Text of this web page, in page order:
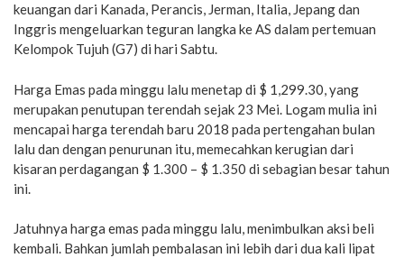
keuangan dari Kanada, Perancis, Jerman, Italia, Jepang dan
Inggris mengeluarkan teguran langka ke AS dalam pertemuan
Kelompok Tujuh (G7) di hari Sabtu.
Harga Emas pada minggu lalu menetap di $ 1,299.30, yang
merupakan penutupan terendah sejak 23 Mei. Logam mulia ini
mencapai harga terendah baru 2018 pada pertengahan bulan
lalu dan dengan penurunan itu, memecahkan kerugian dari
kisaran perdagangan $ 1.300 – $ 1.350 di sebagian besar tahun
ini.
Jatuhnya harga emas pada minggu lalu, menimbulkan aksi beli
kembali. Bahkan jumlah pembalasan ini lebih dari dua kali lipat